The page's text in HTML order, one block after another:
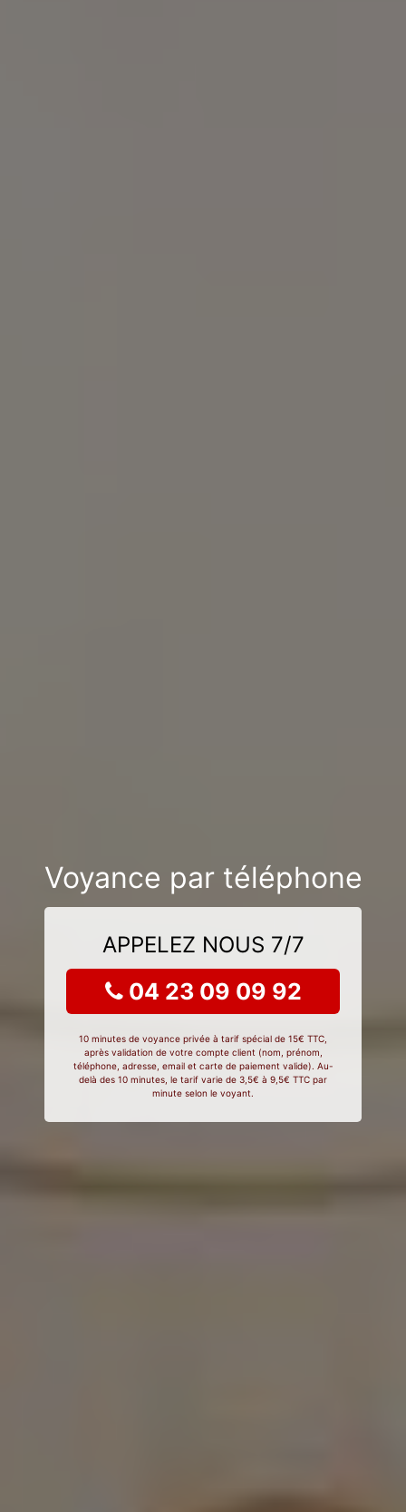
Voyance par téléphone
APPELEZ NOUS 7/7
04 23 09 09 92
10 minutes de voyance privée à tarif spécial de 15€ TTC,
après validation de votre compte client (nom, prénom,
téléphone, adresse, email et carte de paiement valide). Au-
delà des 10 minutes, le tarif varie de 3,5€ à 9,5€ TTC par
minute selon le voyant.